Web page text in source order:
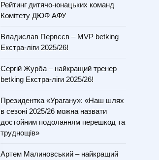
Рейтинг дитячо-юнацьких команд
Комітету ДЮФ АФУ
Владислав Первєєв – MVP betking
Екстра-ліги 2025/26!
Сергій Журба – найкращий тренер
betking Екстра-ліги 2025/26!
Президентка «Урагану»: «Наш шлях
в сезоні 2025/26 можна назвати
достойним подоланням перешкод та
труднощів»
Артем Малиновський – найкращий